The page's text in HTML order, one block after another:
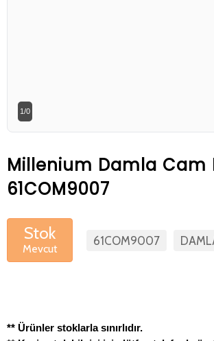
1/0
Millenium Damla Cam
61COM9007
Stok
Mevcut
61COM9007
** Ürünler stoklarla sınırlıdır.
ettiğiniz için teşekkür